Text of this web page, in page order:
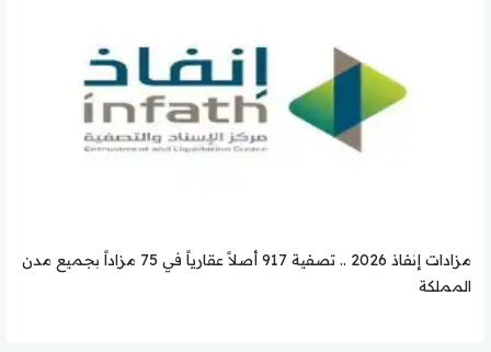
مزادات إنفاذ 2026 .. تصفية 917 أصلاً عقارياً في 75 مزاداً بجميع مدن
المملكة